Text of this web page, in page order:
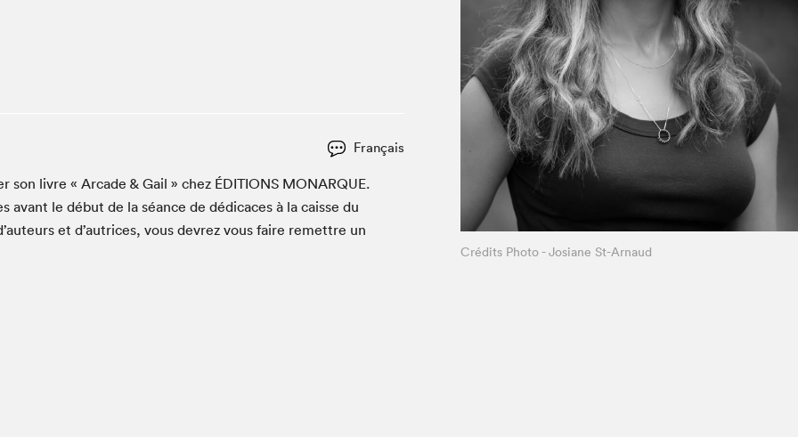
Le Salon dans ta classe
Liseur Public
Matinées scolaires Hydro-Québec
Espace bénévoles
Devenir bénévole
À propos du Salon
Liste des exposant·e·s
Liste des auteur·rice·s
Français
son livre « Arcade &Gail » chez ÉDI­TIONS MONAR­QUE.
avant le début de la séance de dédi­caces à la caisse du
et d’autrices, vous devrez vous faire remet­tre un
Crédits Photo - Josiane St-Arnaud